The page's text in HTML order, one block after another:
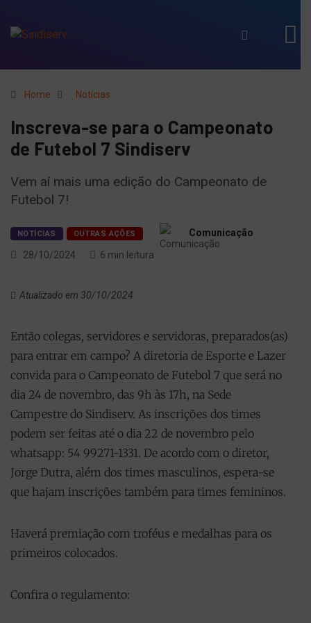
Home Notícias
Inscreva-se para o Campeonato
de Futebol 7 Sindiserv
Vem aí mais uma edição do Campeonato de
Futebol 7!
NOTÍCIAS OUTRAS AÇÕES
Comunicação
28/10/2024
6 min leitura
Atualizado em 30/10/2024
Então colegas, servidores e servidoras, preparados(as)
para entrar em campo? A diretoria de Esporte e Lazer
convida para o Campeonato de Futebol 7 que será no
dia 24 de novembro, das 9h às 17h, na Sede
Campestre do Sindiserv. As inscrições dos times
podem ser feitas até o dia 22 de novembro pelo
whatsapp: 54 99271-1331. De acordo com o diretor,
Jorge Dutra, além dos times masculinos, espera-se
que hajam inscrições também para times femininos.
Haverá premiação com troféus e medalhas para os
primeiros colocados.
Confira o regulamento: